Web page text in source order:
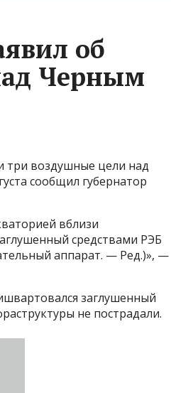
об
Черным
три воздушные цели над
сообщил губернатор
вблизи
средствами РЭБ
аппарат. — Ред.)», —
заглушенный
не пострадали.